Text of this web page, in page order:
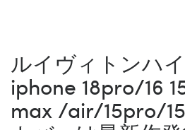
ルイヴィトンハ
iphone 18pro/16
max /air/15pro/